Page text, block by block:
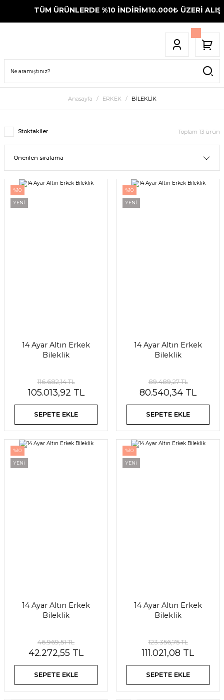
TÜM ÜRÜNLERDE %10 İNDİRİM10.000₺ ÜZERİ
Anasayfa ERKEK BİLEKLİK
Stoktakiler Toplam 13 ürün
%10
YENİ
14 Ayar Altın Erkek
Bileklik
116.682,14 TL
105.013,92 TL
SEPETE EKLE
%10
YENİ
14 Ayar Altın Erkek
Bileklik
89.489,27 TL
80.540,34 TL
SEPETE EKLE
%10
YENİ
14 Ayar Altın Erkek
Bileklik
46.969,51 TL
42.272,55 TL
SEPETE EKLE
%10
YENİ
14 Ayar Altın Erkek
Bileklik
123.356,75 TL
111.021,08 TL
SEPETE EKLE